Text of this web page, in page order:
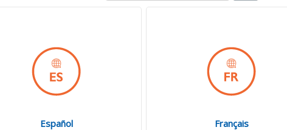
Español Français